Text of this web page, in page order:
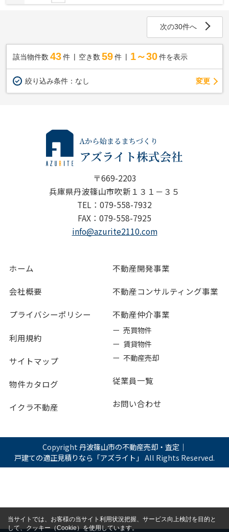
次の30件へ
該当物件数 43件 空き数 59 件 1～30 件を表示
絞り込み条件： なし 変更
〒669-2203
兵庫県丹波篠山市吹新１３１－３５
TEL：079-558-7932
FAX：079-558-7925
info@azurite2110.com
ホーム
会社概要
プライバシーポリシー
利用規約
サイトマップ
物件カタログ
イクラ不動産
不動産開発事業
不動産コンサルティング事業
不動産仲介事業
ー 売買物件
ー 賃貸物件
ー 不動産売却
従業員一覧
お問い合わせ
Copyright丹波篠山市の不動産売却・査定｜
戸建ての適正見積りなら「アズライト」 All Rights Reserved.
当サイトでは、お客様の当サイト利用状況把握、サービス向上検討を目的と
して、クッキー（Cookie）を使用しています。